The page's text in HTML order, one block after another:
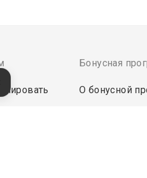
Бонусная
О бонусной